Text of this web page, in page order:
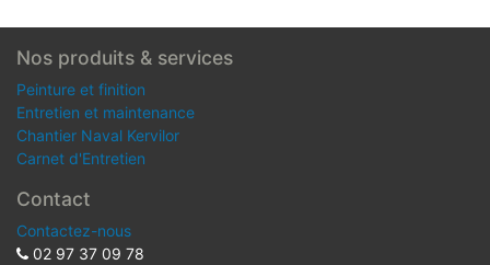
Nos produits & services
Peinture et finition
Entretien et maintenance
Chantier Naval Kervilor
Carnet d'Entretien
Contact
Contactez-nous
02 97 37 09 78